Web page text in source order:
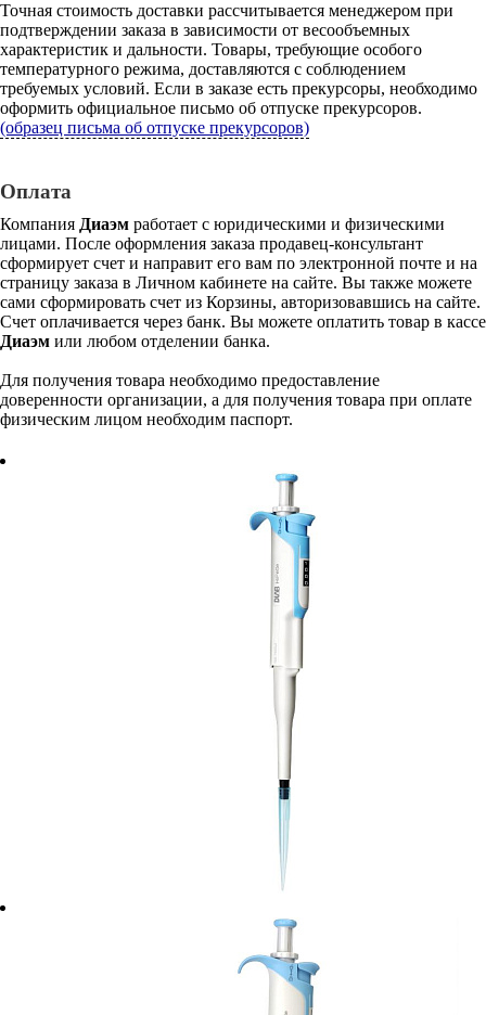
Точная стоимость доставки рассчитывается менеджером при
подтверждении заказа в зависимости от весообъемных
характеристик и дальности. Товары, требующие особого
температурного режима, доставляются с соблюдением
требуемых условий. Если в заказе есть прекурсоры, необходимо
оформить официальное письмо об отпуске прекурсоров.
(образец письма об отпуске прекурсоров)
Оплата
Компания Диаэм работает с юридическими и физическими
лицами. После оформления заказа продавец-консультант
сформирует счет и направит его вам по электронной почте и на
страницу заказа в Личном кабинете на сайте. Вы также можете
сами сформировать счет из Корзины, авторизовавшись на сайте.
Счет оплачивается через банк. Вы можете оплатить товар в кассе
Диаэм или любом отделении банка.
Для получения товара необходимо предоставление
доверенности организации, а для получения товара при оплате
физическим лицом необходим паспорт.